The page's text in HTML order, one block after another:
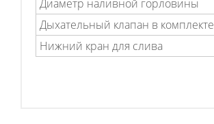
Диаметр наливной горловины
Дыхательный клапан в комплекте
Нижний кран для слива